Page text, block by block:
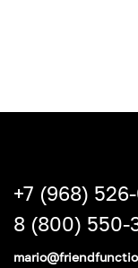
+7 (968)
8 (800) 550-